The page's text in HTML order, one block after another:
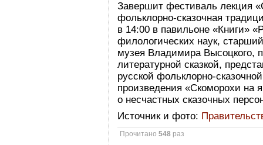
Завершит фестиваль лекция
фольклорно-сказочная
в 14:00 в павильоне «Книги»
филологических наук,
музея Владимира Высоцкого,
литературной сказкой,
русской фольклорно-
произведения «Скоморохи на
о несчастных сказочных
Источник и фото:
Прочитано548 раз